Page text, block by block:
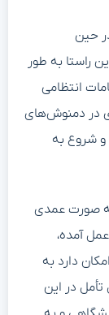
حین
راستا به طور
انتظامی
در دمنوش‌های
و شروع به
صورت عمدی
آمده،
دارد به
تأمل در این